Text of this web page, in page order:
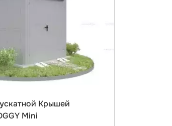
Крышей
Mini